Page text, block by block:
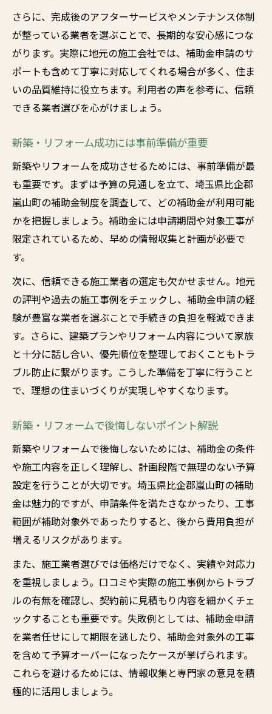
さらに、完成後のアフターサービスやメンテナンス体制
が整っている業者を選ぶことで、長期的な安心感につな
がります。実際に地元の施工会社では、補助金申請のサ
ポートも含めて丁寧に対応してくれる場合が多く、住ま
いの品質維持に役立ちます。利用者の声を参考に、信頼
できる業者選びを心がけましょう。
新築・リフォーム成功には事前準備が重要
新築やリフォームを成功させるためには、事前準備が最
も重要です。まずは予算の見通しを立て、埼玉県比企郡
嵐山町の補助金制度を調査して、どの補助金が利用可能
かを把握しましょう。補助金には申請期間や対象工事が
限定されているため、早めの情報収集と計画が必要で
す。
次に、信頼できる施工業者の選定も欠かせません。地元
の評判や過去の施工事例をチェックし、補助金申請の経
験が豊富な業者を選ぶことで手続きの負担を軽減できま
す。さらに、建築プランやリフォーム内容について家族
と十分に話し合い、優先順位を整理しておくこともトラ
ブル防止に繋がります。こうした準備を丁寧に行うこと
で、理想の住まいづくりが実現しやすくなります。
新築・リフォームで後悔しないポイント解説
新築やリフォームで後悔しないためには、補助金の条件
や施工内容を正しく理解し、計画段階で無理のない予算
設定を行うことが大切です。埼玉県比企郡嵐山町の補助
金は魅力的ですが、申請条件を満たさなかったり、工事
範囲が補助対象外であったりすると、後から費用負担が
増えるリスクがあります。
また、施工業者選びでは価格だけでなく、実績や対応力
を重視しましょう。口コミや実際の施工事例からトラブ
ルの有無を確認し、契約前に見積もり内容を細かくチェ
ックすることも重要です。失敗例としては、補助金申請
を業者任せにして期限を逃したり、補助金対象外の工事
を含めて予算オーバーになったケースが挙げられます。
これらを避けるためには、情報収集と専門家の意見を積
極的に活用しましょう。